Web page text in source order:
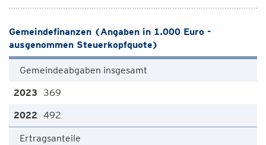
Gemeindefinanzen (Angaben in 1.000 Euro -
ausgenommen Steuerkopfquote)
Gemeindeabgaben insgesamt
369
492
Ertragsanteile